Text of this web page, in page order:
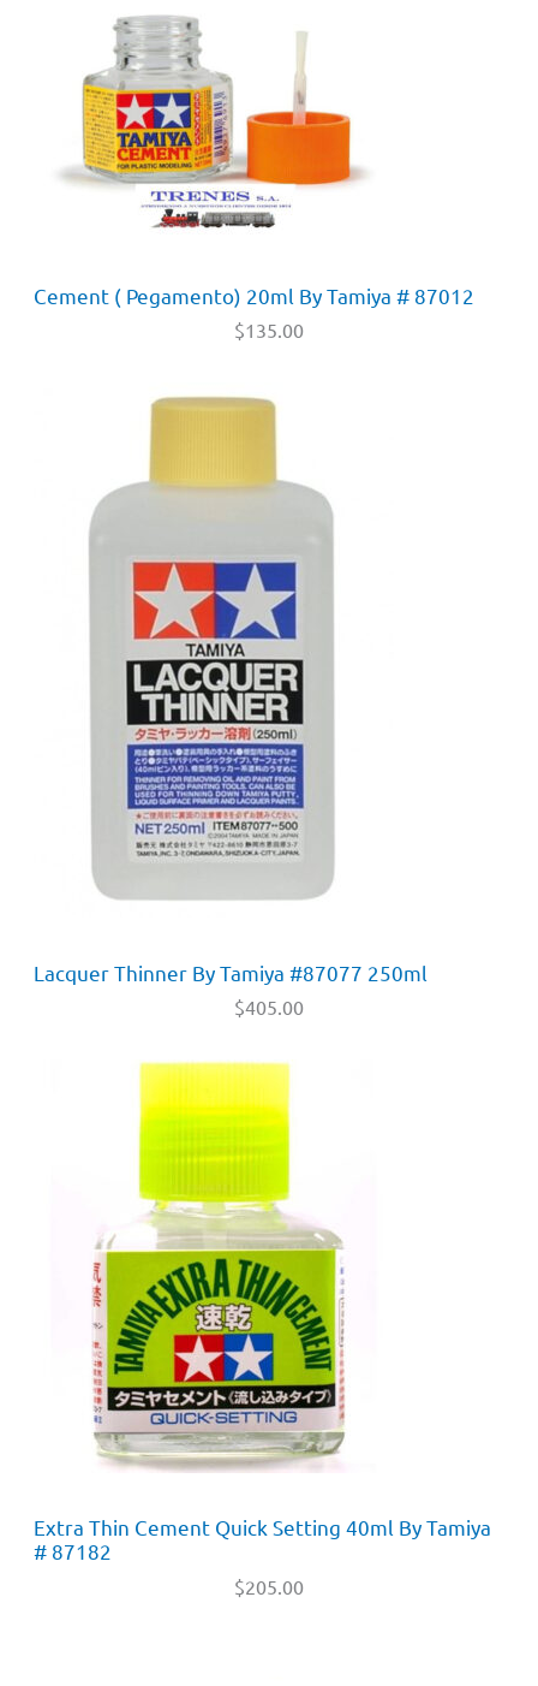
Cement ( Pegamento) 20ml By Tamiya # 87012
$135.00
Lacquer Thinner By Tamiya #87077 250ml
$405.00
Extra Thin Cement Quick Setting 40ml By Tamiya
# 87182
$205.00